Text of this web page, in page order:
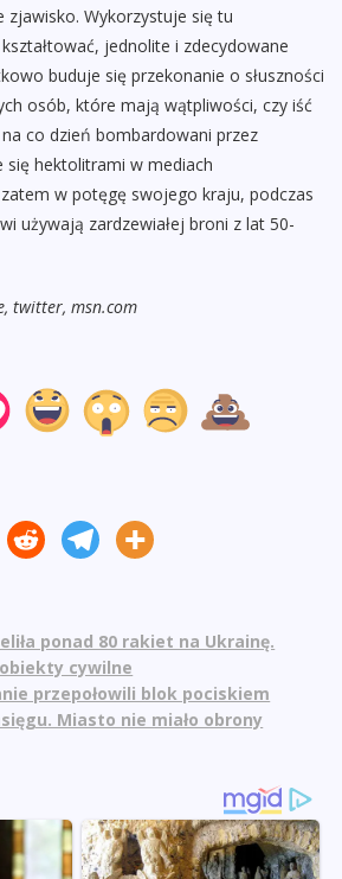
Wykorzystuje się tu
jednolite i zdecydowane
buduje się przekonanie o słuszności
osób, które mają wątpliwości, czy iść
co dzień bombardowani przez
hektolitrami w mediach
w potęgę swojego kraju, podczas
używają zardzewiałej broni z lat 50-
twitter, msn.com
ponad 80 rakiet na Ukrainę.
cywilne
przepołowili blok pociskiem
Miasto nie miało obrony